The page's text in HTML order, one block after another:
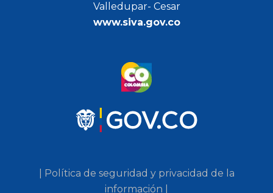
Valledupar- Cesar
www.siva.gov.co
| Política de seguridad y privacidad de la
información |